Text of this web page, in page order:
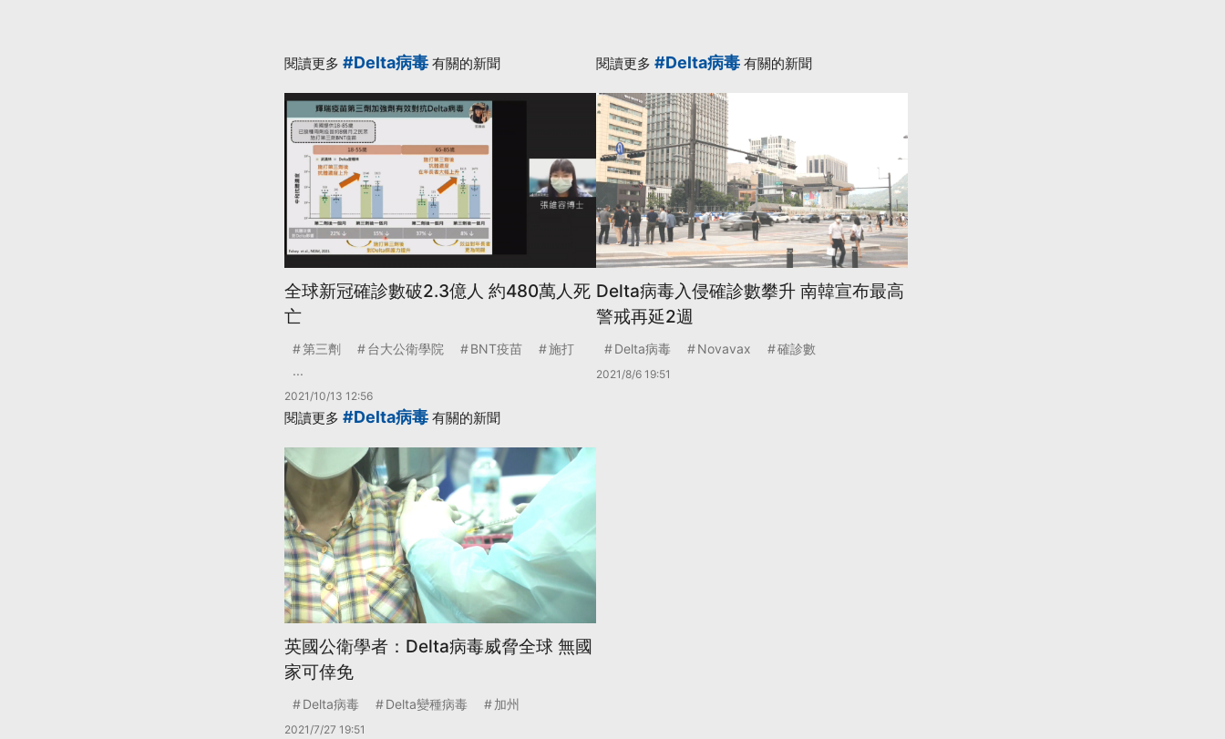
閱讀更多 #Delta病毒 有關的新聞
全球新冠確診數破2.3億人 約480萬人死
亡
第三劑 台大公衛學院 BNT疫苗
施打
...
2021/10/13 12:56
閱讀更多 #Delta病毒 有關的新聞
Delta病毒入侵確診數攀升 南韓宣布最高
警戒再延2週
Delta病毒 Novavax 確診數
2021/8/6 19:51
閱讀更多 #Delta病毒 有關的新聞
英國公衛學者：Delta病毒威脅全球 無國
家可倖免
Delta病毒 Delta變種病毒 加州
2021/7/27 19:51